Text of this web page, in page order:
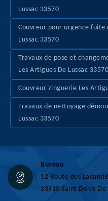
Lussac 33570
Couvreur pour urgence
Lussac 33570
Travaux de pose et
Les Artigues De Lussac 33570
Couvreur zinguerie Les
Travaux de nettoyage
Lussac 33570
Bureau
12 Route des
33910 Saint Denis De